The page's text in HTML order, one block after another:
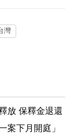
灣
放 保釋金退還
案下月開庭」